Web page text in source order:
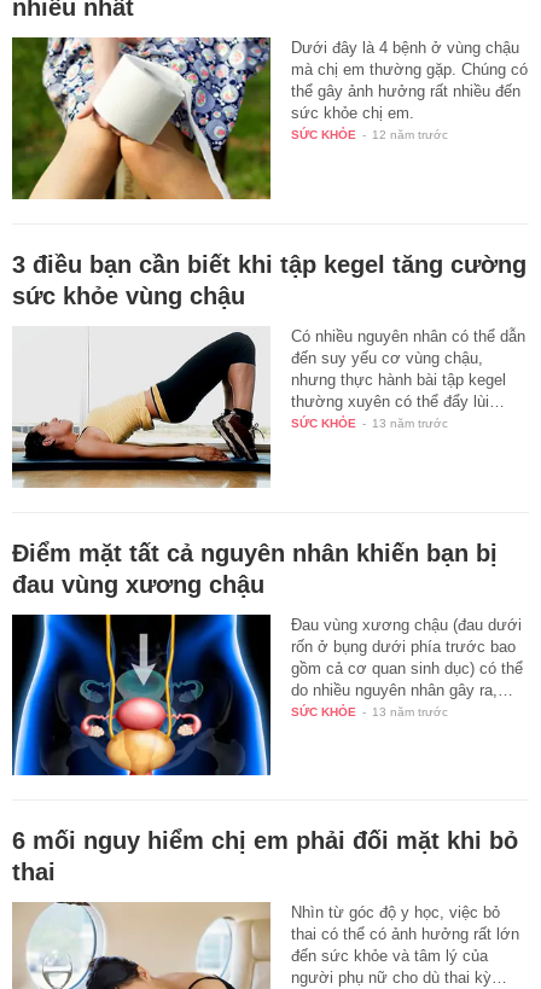
nhiều nhất
Dưới đây là 4 bệnh ở vùng chậu
mà chị em thường gặp. Chúng có
thể gây ảnh hưởng rất nhiều đến
sức khỏe chị em.
SỨC KHỎE - 12 năm trước
3 điều bạn cần biết khi tập kegel tăng cường
sức khỏe vùng chậu
Có nhiều nguyên nhân có thể dẫn
đến suy yếu cơ vùng chậu,
nhưng thực hành bài tập kegel
thường xuyên có thể đẩy lùi…
SỨC KHỎE - 13 năm trước
Điểm mặt tất cả nguyên nhân khiến bạn bị
đau vùng xương chậu
Đau vùng xương chậu (đau dưới
rốn ở bụng dưới phía trước bao
gồm cả cơ quan sinh dục) có thể
do nhiều nguyên nhân gây ra,…
SỨC KHỎE - 13 năm trước
6 mối nguy hiểm chị em phải đối mặt khi bỏ
thai
Nhìn từ góc độ y học, việc bỏ
thai có thể có ảnh hưởng rất lớn
đến sức khỏe và tâm lý của
người phụ nữ cho dù thai kỳ…